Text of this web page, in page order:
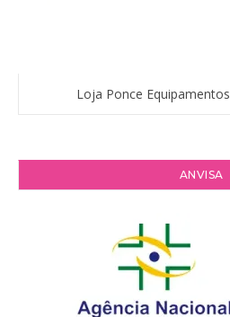
Loja Ponce Equipamentos
ANVISA